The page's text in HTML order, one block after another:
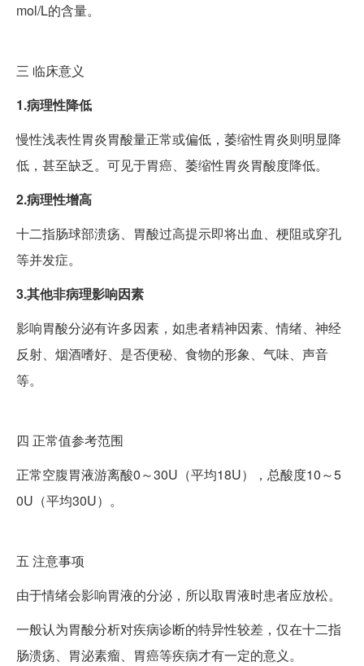
mol/L的含量。
三 临床意义
1.病理性降低
慢性浅表性胃炎胃酸量正常或偏低，萎缩性胃炎则明显降
低，甚至缺乏。可见于胃癌、萎缩性胃炎胃酸度降低。
2.病理性增高
十二指肠球部溃疡、胃酸过高提示即将出血、梗阻或穿孔
等并发症。
3.其他非病理影响因素
影响胃酸分泌有许多因素，如患者精神因素、情绪、神经
反射、烟酒嗜好、是否便秘、食物的形象、气味、声音
等。
四 正常值参考范围
正常空腹胃液游离酸0～30U（平均18U），总酸度10～5
0U（平均30U）。
五 注意事项
由于情绪会影响胃液的分泌，所以取胃液时患者应放松。
一般认为胃酸分析对疾病诊断的特异性较差，仅在十二指
肠溃疡、胃泌素瘤、胃癌等疾病才有一定的意义。